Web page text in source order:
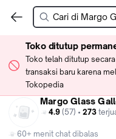
Toko ditutup
Toko telah ditutup
transaksi baru karena
Tokopedia
Margo Glass
4.9 (57) • 273
60+ menit chat dibalas